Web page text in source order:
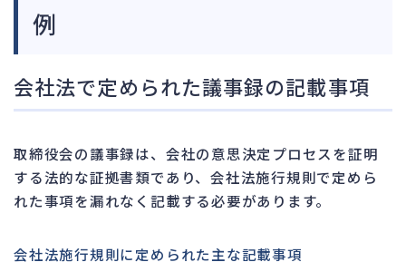
例
会社法で定められた議事録の記載事項
取締役会の議事録は、会社の意思決定プロセスを証明
する法的な証拠書類であり、会社法施行規則で定めら
れた事項を漏れなく記載する必要があります。
会社法施行規則に定められた主な記載事項